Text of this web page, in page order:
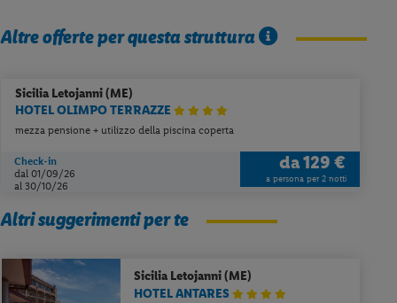
Altre offerte per questa struttura
Sicilia Letojanni (ME)
HOTEL OLIMPO TERRAZZE
mezza pensione + utilizzo della piscina coperta
Check-in
dal 01/09/26
al 30/10/26
da129 €
a persona per 2 notti
Altri suggerimenti per te
Sicilia Letojanni (ME)
HOTEL ANTARES